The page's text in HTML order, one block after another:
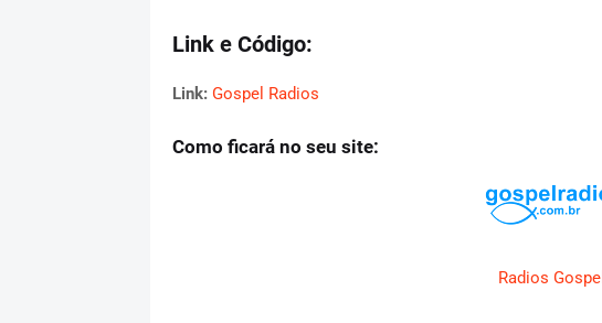
Link e Código:
Link: Gospel Radios
Como ficará no seu site:
Radios Gospel